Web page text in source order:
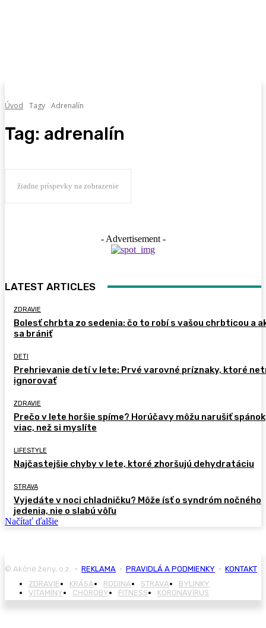
Úvod Tagy Adrenalín
Tag: adrenalín
žiadne príspevky na zobrazenie
- Advertisement -
LATEST ARTICLES
ZDRAVIE
Bolesť chrbta zo sedenia: čo to robí s vašou chrbticou a
sa brániť
DETI
Prehrievanie detí v lete: Prvé varovné príznaky, ktoré
ignorovať
ZDRAVIE
Prečo v lete horšie spíme? Horúčavy môžu narušiť spánok
viac, než si myslíte
LIFESTYLE
Najčastejšie chyby v lete, ktoré zhoršujú dehydratáciu
STRAVA
Vyjedáte v noci chladničku? Môže ísť o syndróm nočného
jedenia, nie o slabú vôľu
Načítať ďalšie
© Akčné ženy, o.z. • REKLAMA • PRAVIDLÁ A PODMIENKY • KONTAKT
ZDRAVIE
KRÁSA RODINA STRAVA
BYLINKY
VITAMÍNY
CHOROBY FITNESS KORONAVÍRUS